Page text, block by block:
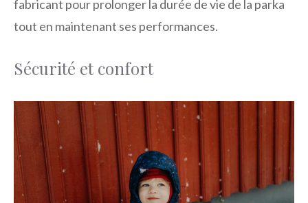
fabricant pour prolonger la durée de vie de la parka
tout en maintenant ses performances.
Sécurité et confort